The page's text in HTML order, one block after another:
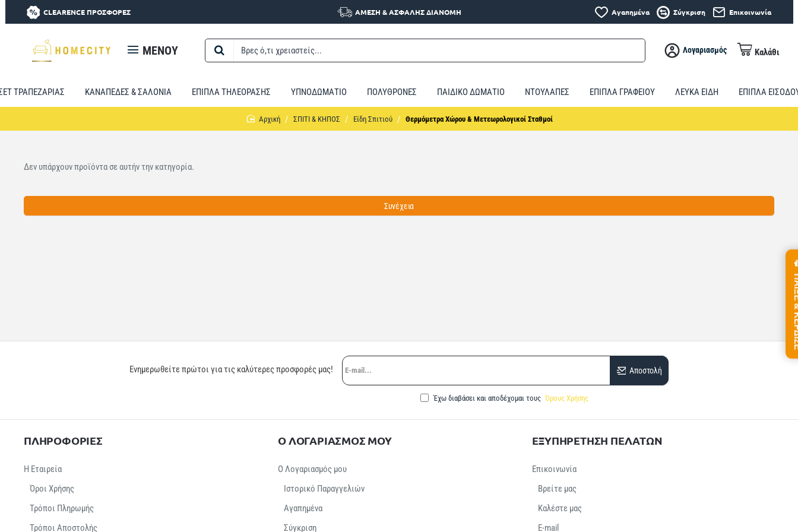
CLEARENCE ΠΡΟΣΦΟΡΕΣ ΑΜΕΣΗ & ΑΣΦΑΛΗΣ ΔΙΑΝΟΜΗ Αγαπημένα Σύγκριση Επικοινωνία
MENOY
Βρες
χρειαστείς...
Λογαριασμός Καλάθι
ΤΡΑΠΕΖΑΡΙΑΣ ΚΑΝΑΠΕΔΕΣ & ΣΑΛΟΝΙΑ ΕΠΙΠΛΑ ΤΗΛΕΟΡΑΣΗΣ ΥΠΝΟΔΩΜΑΤΙΟ ΠΟΛΥΘΡΟΝΕΣ ΠΑΙΔΙΚΟ ΔΩΜΑΤΙΟ ΝΤΟΥΛΑΠΕΣ ΕΠΙΠΛΑ ΓΡΑΦΕΙΟΥ ΛΕΥΚΑ ΕΙΔΗ ΕΠΙΠΛΑ
homeΣΠΙΤΙ & ΚΗΠΟΣ Είδη Σπιτιού Θερμόμετρα Χώρου & Μετεωρολογικοί Σταθμοί
Δεν υπάρχουν προϊόντα σε αυτήν την κατηγορία.
Συνέχεια
Ενημερωθείτε πρώτοι για τις καλύτερες προσφορές μας!
E-
mail...
Αποστολή
Έχω διαβάσει και αποδέχομαι τους Όρους Χρήσης
ΠΛΗΡΟΦΟΡΙΕΣ
Η Εταιρεία
Όροι Χρήσης
Τρόποι Πληρωμής
Τρόποι Αποστολής
Ο ΛΟΓΑΡΙΑΣΜΟΣ ΜΟΥ
Ο Λογαριασμός μου
Ιστορικό Παραγγελιών
Αγαπημένα
Σύγκριση
ΕΞΥΠΗΡΕΤΗΣΗ ΠΕΛΑΤΩΝ
Επικοινωνία
Βρείτε μας
Καλέστε μας
E-mail